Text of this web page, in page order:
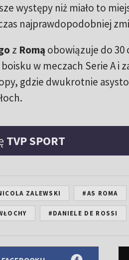
występy niż miało to
najprawdopodobniej
z Romą obowiązuje do 30
boisku w meczach Serie A i
gdzie dwukrotnie
TVP SPORT
ZALEWSKI #AS ROMA
#DANIELE DE ROSSI